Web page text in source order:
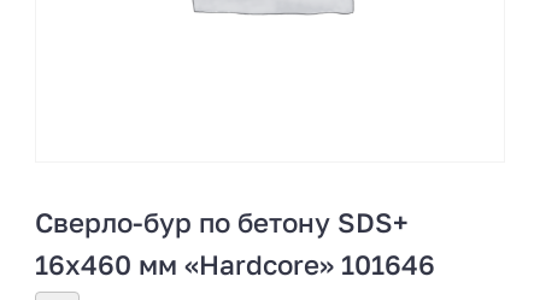
Сверло-бур по бетону SDS+
16х460 мм «Hardcore» 101646